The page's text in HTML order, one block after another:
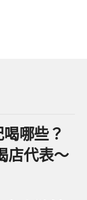
哪些？
店代表～